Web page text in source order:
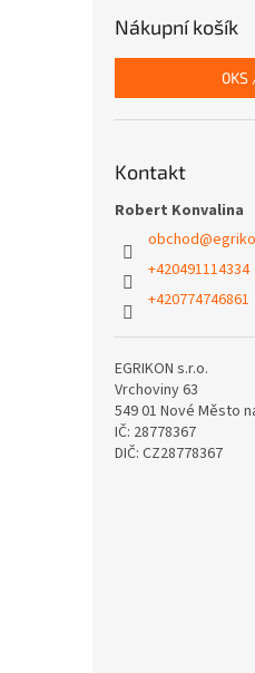
Nákupní košík
0KS
Kontakt
Robert Konvalina
obchod@
+420491114334
+420774746861
EGRIKON s.r.o.
Vrchoviny 63
549 01 Nové Město
IČ: 28778367
DIČ: CZ28778367